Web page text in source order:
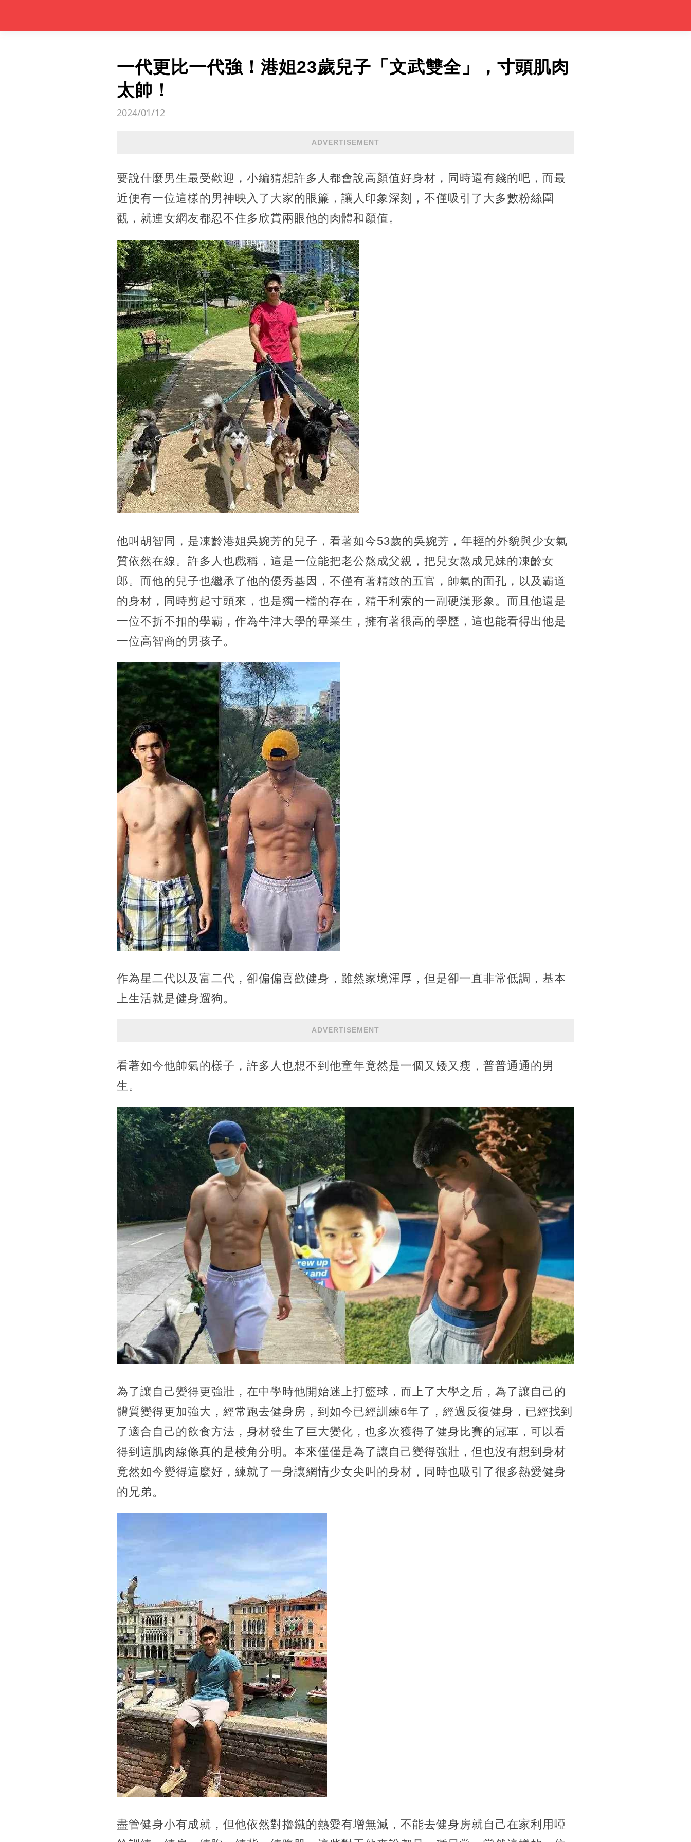
一代更比一代強！​港姐23歲兒子「文武雙全」，寸頭肌肉
太帥！
2024/01/12
ADVERTISEMENT
要說什麼男生最受歡迎，小編猜想許多人都會說高顏值好身材，同時還有錢的吧，而最
近便有一位這樣的男神映入了大家的眼簾，讓人印象深刻，不僅吸引了大多數粉絲圍
觀，就連女網友都忍不住多欣賞兩眼他的肉體和顏值。
他叫胡智同，是凍齡港姐吳婉芳的兒子，看著如今53歲的吳婉芳，年輕的外貌與少女氣
質依然在線。許多人也戲稱，這是一位能把老公熬成父親，把兒女熬成兄妹的凍齡女
郎。而他的兒子也繼承了他的優秀基因，不僅有著精致的五官，帥氣的面孔，以及霸道
的身材，同時剪起寸頭來，也是獨一檔的存在，精干利索的一副硬漢形象。而且他還是
一位不折不扣的學霸，作為牛津大學的畢業生，擁有著很高的學歷，這也能看得出他是
一位高智商的男孩子。
作為星二代以及富二代，卻偏偏喜歡健身，雖然家境渾厚，但是卻一直非常低調，基本
上生活就是健身遛狗。
ADVERTISEMENT
看著如今他帥氣的樣子，許多人也想不到他童年竟然是一個又矮又瘦，普普通通的男
生。
為了讓自己變得更強壯，在中學時他開始迷上打籃球，而上了大學之后，為了讓自己的
體質變得更加強大，經常跑去健身房，到如今已經訓練6年了，經過反復健身，已經找到
了適合自己的飲食方法，身材發生了巨大變化，也多次獲得了健身比賽的冠軍，可以看
得到這肌肉線條真的是棱角分明。本來僅僅是為了讓自己變得強壯，但也沒有想到身材
竟然如今變得這麼好，練就了一身讓網情少女尖叫的身材，同時也吸引了很多熱愛健身
的兄弟。
盡管健身小有成就，但他依然對擼鐵的熱愛有增無減，不能去健身房就自己在家利用啞